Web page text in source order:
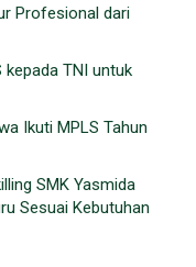
Profesional dari
kepada TNI untuk
Ikuti MPLS Tahun
SMK Yasmida
Sesuai Kebutuhan